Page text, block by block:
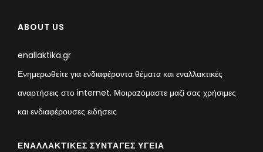
ABOUT US
enallaktika.gr
Ενημερωθείτε για ενδιαφέροντα θέματα και εναλλακτικές
αναρτήσεις στο internet. Μοιραzόμαστε μαζί σας χρήσιμες
και ενδιαφέρουσες ειδήσεις
ΕΝΑΛΛΑΚΤΙΚΈΣ ΣΥΝΤΑΓΈΣ ΥΓΕΊΑ